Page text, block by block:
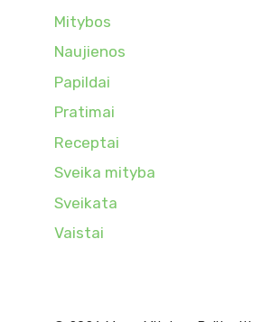
Mitybos
Naujienos
Papildai
Pratimai
Receptai
Sveika mityba
Sveikata
Vaistai